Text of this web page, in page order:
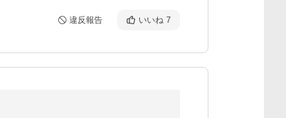
違反報告 いいね 7